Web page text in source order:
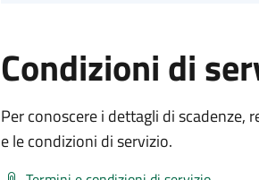
Condizioni di
Per conoscere i dettagli di
e le condizioni di servizio.